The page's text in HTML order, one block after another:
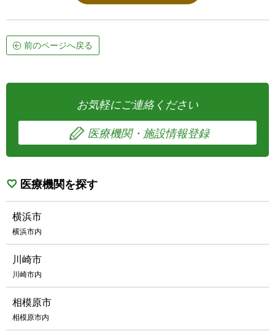
前のページへ戻る
お気軽にご連絡ください
医療機関・施設情報登録
医療機関を探す
横浜市
横浜市内
川崎市
川崎市内
相模原市
相模原市内